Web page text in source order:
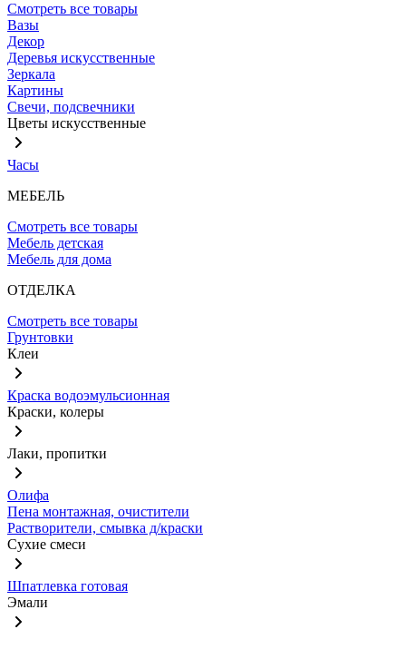
Смотреть все товары
Вазы
Декор
Деревья искусственные
Зеркала
Картины
Свечи, подсвечники
Цветы искусственные
Часы
МЕБЕЛЬ
Смотреть все товары
Мебель детская
Мебель для дома
ОТДЕЛКА
Смотреть все товары
Грунтовки
Клеи
Краска водоэмульсионная
Краски, колеры
Лаки, пропитки
Олифа
Пена монтажная, очистители
Растворители, смывка д/краски
Сухие смеси
Шпатлевка готовая
Эмали